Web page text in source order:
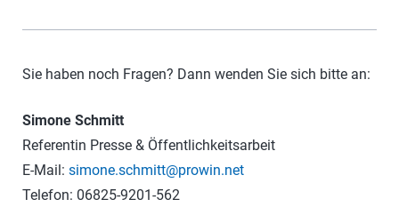
Sie haben noch Fragen? Dann wenden Sie sich bitte an:
Simone Schmitt
Referentin Presse & Öffentlichkeitsarbeit
E-Mail: simone.schmitt@prowin.net
Telefon: 06825-9201-562